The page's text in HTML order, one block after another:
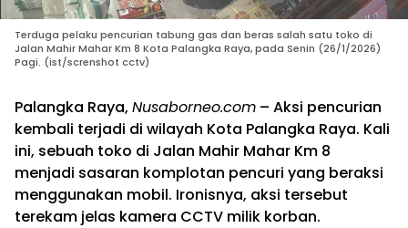
Terduga pelaku pencurian tabung gas dan beras salah satu toko di
Jalan Mahir Mahar Km 8 Kota Palangka Raya, pada Senin (26/1/2026)
Pagi. (ist/screnshot cctv)
Palangka Raya, Nusaborneo.com – Aksi pencurian
kembali terjadi di wilayah Kota Palangka Raya. Kali
ini, sebuah toko di Jalan Mahir Mahar Km 8
menjadi sasaran komplotan pencuri yang beraksi
menggunakan mobil. Ironisnya, aksi tersebut
terekam jelas kamera CCTV milik korban.